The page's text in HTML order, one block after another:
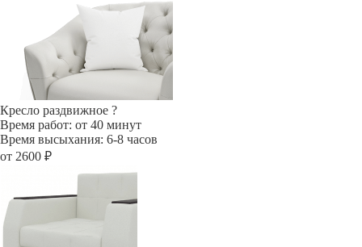
Кресло раздвижное ?
Время работ: от 40 минут
Время высыхания: 6-8 часов
от 2600 ₽